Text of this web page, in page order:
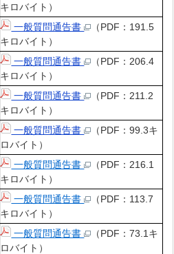
キロバイト）
一般質問通告書
（PDF：191.5
キロバイト）
一般質問通告書
（PDF：206.4
キロバイト）
一般質問通告書
（PDF：211.2
キロバイト）
一般質問通告書
（PDF：99.3キ
ロバイト）
一般質問通告書
（PDF：216.1
キロバイト）
一般質問通告書
（PDF：113.7
キロバイト）
一般質問通告書
（PDF：73.1キ
ロバイト）